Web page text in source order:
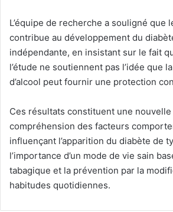
L’équipe de recherche a souligné que
contribue au développement du
indépendante, en insistant sur le fait
l’étude ne soutiennent pas l’idée que
d’alcool peut fournir une protection
Ces résultats constituent une nouvelle
compréhension des facteurs
influençant l’apparition du diabète de
l’importance d’un mode de vie sain
tabagique et la prévention par la
habitudes quotidiennes.